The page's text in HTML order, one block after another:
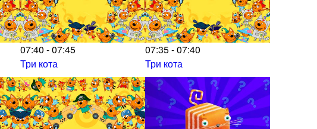
07:40 - 07:45
Три кота
07:35 - 07:40
Три кота